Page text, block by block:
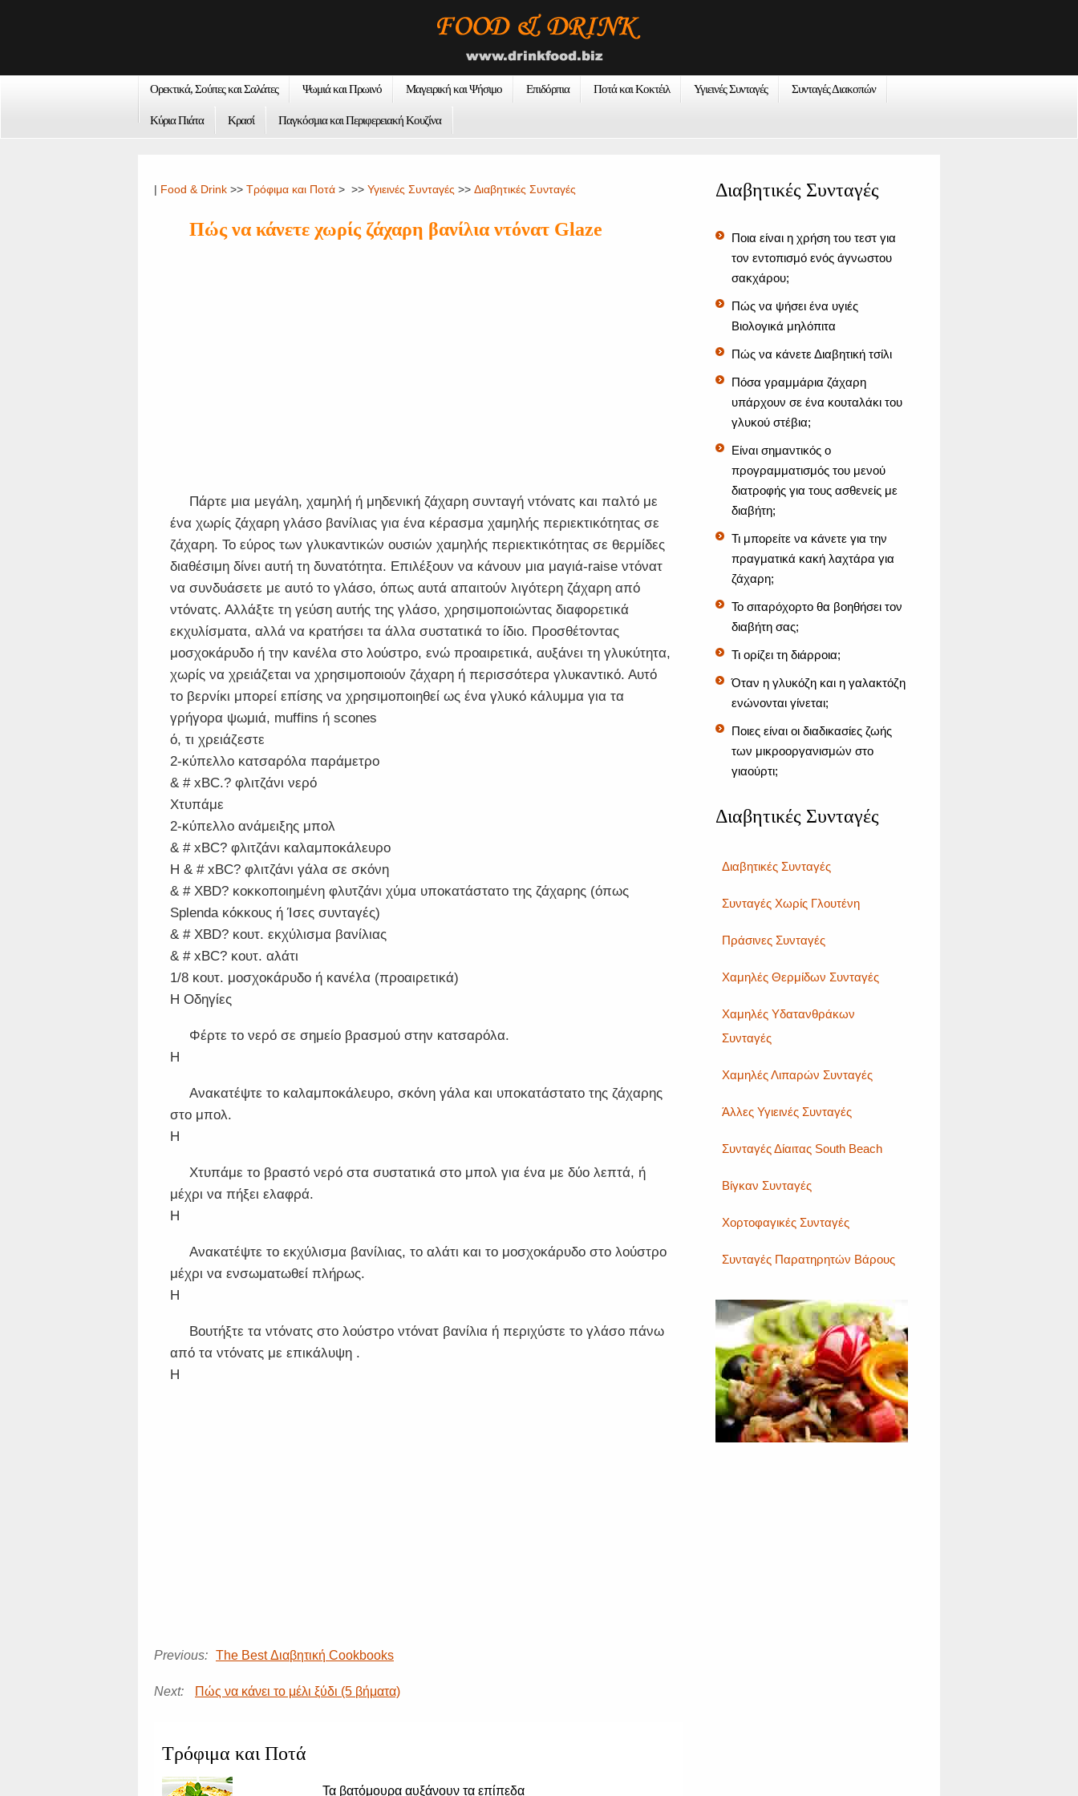
Ορεκτικά, Σούπες και Σαλάτες Ψωμιά και Πρωινό Μαγειρική και Ψήσιμο Επιδόρπια Ποτά και Κοκτέιλ Υγιεινές Συνταγές Συνταγές Διακοπών
Κύρια Πιάτα Κρασί Παγκόσμια και Περιφερειακή Κουζίνα
| Food & Drink >> Τρόφιμα και Ποτά > >> Υγιεινές Συνταγές >> Διαβητικές Συνταγές
Πώς να κάνετε χωρίς ζάχαρη βανίλια ντόνατ Glaze
Πάρτε μια μεγάλη, χαμηλή ή μηδενική ζάχαρη συνταγή ντόνατς και παλτό με
ένα χωρίς ζάχαρη γλάσο βανίλιας για ένα κέρασμα χαμηλής περιεκτικότητας σε
ζάχαρη. Το εύρος των γλυκαντικών ουσιών χαμηλής περιεκτικότητας σε θερμίδες
διαθέσιμη δίνει αυτή τη δυνατότητα. Επιλέξουν να κάνουν μια μαγιά-raise ντόνατ
να συνδυάσετε με αυτό το γλάσο, όπως αυτά απαιτούν λιγότερη ζάχαρη από
ντόνατς. Αλλάξτε τη γεύση αυτής της γλάσο, χρησιμοποιώντας διαφορετικά
εκχυλίσματα, αλλά να κρατήσει τα άλλα συστατικά το ίδιο. Προσθέτοντας
μοσχοκάρυδο ή την κανέλα στο λούστρο, ενώ προαιρετικά, αυξάνει τη γλυκύτητα,
χωρίς να χρειάζεται να χρησιμοποιούν ζάχαρη ή περισσότερα γλυκαντικό. Αυτό
το βερνίκι μπορεί επίσης να χρησιμοποιηθεί ως ένα γλυκό κάλυμμα για τα
γρήγορα ψωμιά, muffins ή scones
ό, τι χρειάζεστε
2-κύπελλο κατσαρόλα παράμετρο
& # xBC.? φλιτζάνι νερό
Χτυπάμε
2-κύπελλο ανάμειξης μπολ
& # xBC? φλιτζάνι καλαμποκάλευρο
Η & # xBC? φλιτζάνι γάλα σε σκόνη
& # XBD? κοκκοποιημένη φλυτζάνι χύμα υποκατάστατο της ζάχαρης (όπως
Splenda κόκκους ή Ίσες συνταγές)
& # XBD? κουτ. εκχύλισμα βανίλιας
& # xBC? κουτ. αλάτι
1/8 κουτ. μοσχοκάρυδο ή κανέλα (προαιρετικά)
Η Οδηγίες
Φέρτε το νερό σε σημείο βρασμού στην κατσαρόλα.
Η
Ανακατέψτε το καλαμποκάλευρο, σκόνη γάλα και υποκατάστατο της ζάχαρης
στο μπολ. ​​
Η
Χτυπάμε το βραστό νερό στα συστατικά στο μπολ για ένα με δύο λεπτά, ή
μέχρι να πήξει ελαφρά.
Η
Ανακατέψτε το εκχύλισμα βανίλιας, το αλάτι και το μοσχοκάρυδο στο λούστρο
μέχρι να ενσωματωθεί πλήρως.
Η
Βουτήξτε τα ντόνατς στο λούστρο ντόνατ βανίλια ή περιχύστε το γλάσο πάνω
από τα ντόνατς με επικάλυψη .
Η
Previous: The Best Διαβητική Cookbooks
Next: Πώς να κάνει το μέλι ξύδι (5 βήματα)
Τρόφιμα και Ποτά
Τα βατόμουρα αυξάνουν τα επίπεδα
Διαβητικές Συνταγές
Ποια είναι η χρήση του τεστ για
τον εντοπισμό ενός άγνωστου
σακχάρου;
Πώς να ψήσει ένα υγιές
Βιολογικά μηλόπιτα
Πώς να κάνετε Διαβητική τσίλι
Πόσα γραμμάρια ζάχαρη
υπάρχουν σε ένα κουταλάκι του
γλυκού στέβια;
Είναι σημαντικός ο
προγραμματισμός του μενού
διατροφής για τους ασθενείς με
διαβήτη;
Τι μπορείτε να κάνετε για την
πραγματικά κακή λαχτάρα για
ζάχαρη;
Το σιταρόχορτο θα βοηθήσει τον
διαβήτη σας;
Τι ορίζει τη διάρροια;
Όταν η γλυκόζη και η γαλακτόζη
ενώνονται γίνεται;
Ποιες είναι οι διαδικασίες ζωής
των μικροοργανισμών στο
γιαούρτι;
Διαβητικές Συνταγές
Διαβητικές Συνταγές
Συνταγές Χωρίς Γλουτένη
Πράσινες Συνταγές
Χαμηλές Θερμίδων Συνταγές
Χαμηλές Υδατανθράκων
Συνταγές
Χαμηλές Λιπαρών Συνταγές
Άλλες Υγιεινές Συνταγές
Συνταγές Δίαιτας South Beach
Βίγκαν Συνταγές
Χορτοφαγικές Συνταγές
Συνταγές Παρατηρητών Βάρους